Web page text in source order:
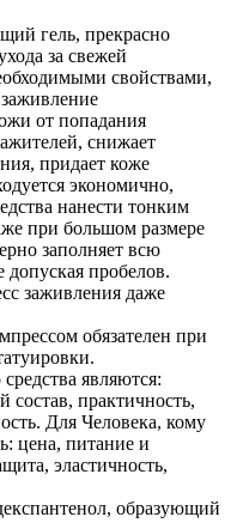
гель, прекрасно
за свежей
свойствами,
от попадания
снижает
придает коже
экономично,
нанести тонким
при большом размере
заполняет всю
пробелов.
заживления даже
обязателен при
являются:
практичность,
Для Человека, кому
цена, питание и
эластичность,
образующий